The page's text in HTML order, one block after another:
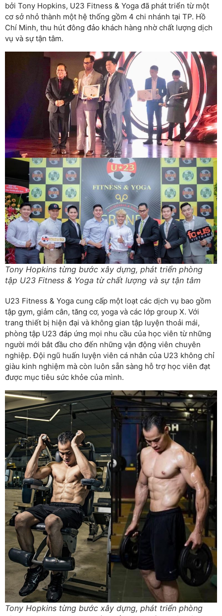
bởi Tony Hopkins, U23 Fitness & Yoga đã phát triển từ một
cơ sở nhỏ thành một hệ thống gồm 4 chi nhánh tại TP. Hồ
Chí Minh, thu hút đông đảo khách hàng nhờ chất lượng dịch
vụ và sự tận tâm.
Tony Hopkins từng bước xây dựng, phát triển phòng
tập U23 Fitness & Yoga từ chất lượng và sự tận tâm
U23 Fitness & Yoga cung cấp một loạt các dịch vụ bao gồm
tập gym, giảm cân, tăng cơ, yoga và các lớp group X. Với
trang thiết bị hiện đại và không gian tập luyện thoải mái,
phòng tập U23 đáp ứng mọi nhu cầu của học viên từ những
người mới bắt đầu cho đến những vận động viên chuyên
nghiệp. Đội ngũ huấn luyện viên cá nhân của U23 không chỉ
giàu kinh nghiệm mà còn luôn sẵn sàng hỗ trợ học viên đạt
được mục tiêu sức khỏe của mình.
Tony Hopkins từng bước xây dựng, phát triển phòng